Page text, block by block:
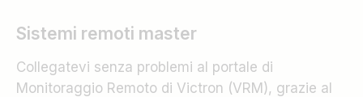
Sistemi remoti master
Collegatevi senza problemi al portale di
Monitoraggio Remoto di Victron (VRM), grazie al